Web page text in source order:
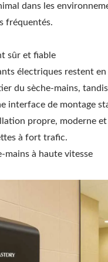
dans les
fréquentés.
sûr et fiable
électriques restent
du sèche-mains,
interface de montage
propre, moderne
à fort trafic.
mains à haute vitesse